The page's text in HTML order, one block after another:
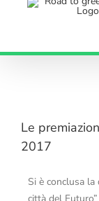
Le
2017
Si è conclusa